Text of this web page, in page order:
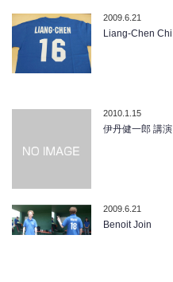
2009.6.21
Liang-Chen Chi
2010.1.15
伊丹健一郎 講演
2009.6.21
Benoit Join